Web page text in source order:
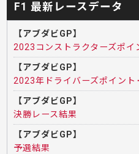
F1 最新レースデータ
【アブダビGP】
2023コンストラクターズポイ
【アブダビGP】
2023年ドライバーズポイント
【アブダビGP】
決勝レース結果
【アブダビGP】
予選結果